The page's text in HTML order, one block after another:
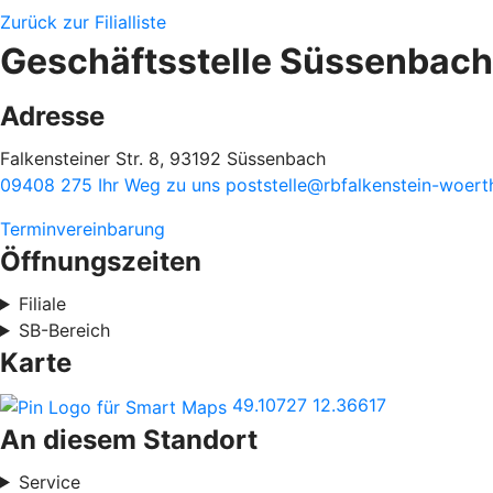
Zurück zur Filialliste
Geschäftsstelle Süssenbach
Adresse
Falkensteiner Str. 8, 93192 Süssenbach
09408 275 Ihr Weg zu uns poststelle@rbfalkenstein-
Terminvereinbarung
Öffnungszeiten
Filiale
SB-Bereich
Karte
49.10727 12.36617
An diesem Standort
Service